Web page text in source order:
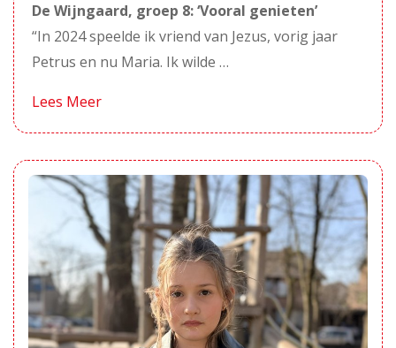
De Wijngaard, groep 8: ‘Vooral genieten’
“In 2024 speelde ik vriend van Jezus, vorig jaar
Petrus en nu Maria. Ik wilde …
Lees Meer